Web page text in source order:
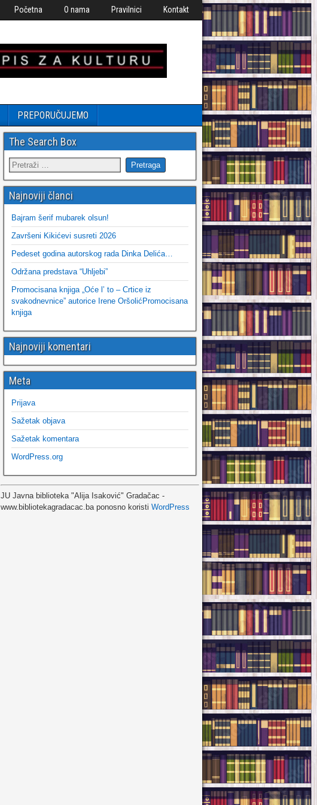
Početna O nama Pravilnici Kontakt
PREPORUČUJEMO
The Search Box
Najnoviji članci
Bajram šerif mubarek olsun!
Završeni Kikićevi susreti 2026
Pedeset godina autorskog rada Dinka Delića…
Održana predstava “Uhljebi”
Promocisana knjiga „Oće l’ to – Crtice iz
svakodnevnice” autorice Irene OršolićPromocisana
knjiga
Najnoviji komentari
Meta
Prijava
Sažetak objava
Sažetak komentara
WordPress.org
JU Javna biblioteka "Alija Isaković" Gradačac -
www.bibliotekagradacac.ba ponosno koristi WordPress